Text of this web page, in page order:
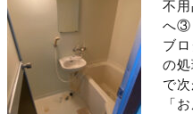
不
へ③
ブ
の
で
「